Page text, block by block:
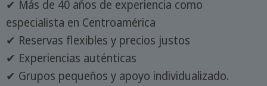
✔ Más de 40 años de experiencia como
especialista en Centroamérica
✔ Reservas flexibles y precios justos
✔ Experiencias auténticas
✔ Grupos pequeños y apoyo individualizado.